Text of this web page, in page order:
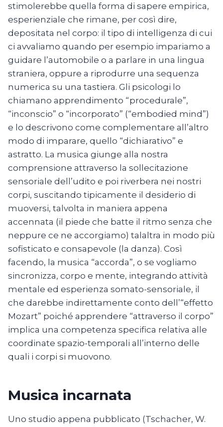
stimolerebbe quella forma di sapere empirica,
esperienziale che rimane, per così dire,
depositata nel corpo: il tipo di intelligenza di cui
ci avvaliamo quando per esempio impariamo a
guidare l’automobile o a parlare in una lingua
straniera, oppure a riprodurre una sequenza
numerica su una tastiera. Gli psicologi lo
chiamano apprendimento “procedurale”,
“inconscio” o “incorporato” (“embodied mind”)
e lo descrivono come complementare all’altro
modo di imparare, quello “dichiarativo” e
astratto. La musica giunge alla nostra
comprensione attraverso la sollecitazione
sensoriale dell’udito e poi riverbera nei nostri
corpi, suscitando tipicamente il desiderio di
muoversi, talvolta in maniera appena
accennata (il piede che batte il ritmo senza che
neppure ce ne accorgiamo) talaltra in modo più
sofisticato e consapevole (la danza). Così
facendo, la musica “accorda”, o se vogliamo
sincronizza, corpo e mente, integrando attività
mentale ed esperienza somato-sensoriale, il
che darebbe indirettamente conto dell’“effetto
Mozart” poiché apprendere “attraverso il corpo”
implica una competenza specifica relativa alle
coordinate spazio-temporali all’interno delle
quali i corpi si muovono.
Musica incarnata
Uno studio appena pubblicato (Tschacher, W.